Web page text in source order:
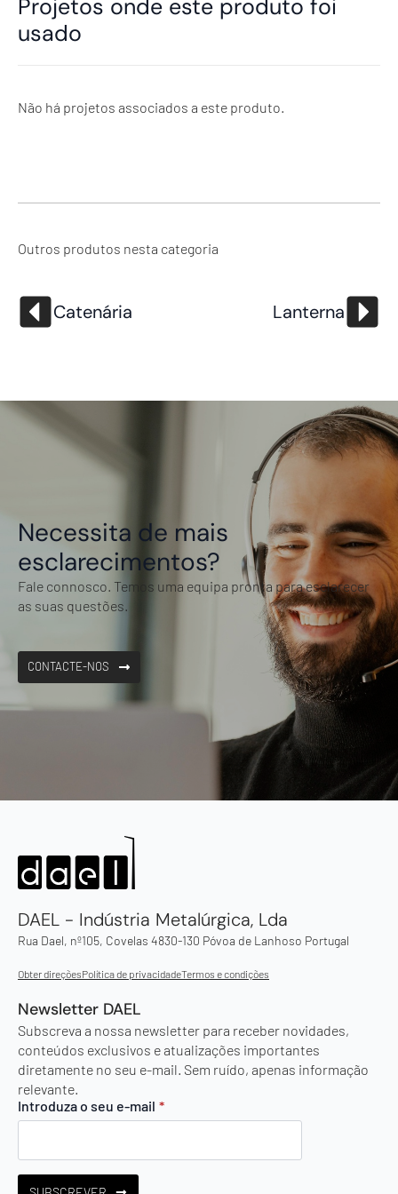
Projetos onde este produto foi
usado
Não há projetos associados a este produto.
Outros produtos nesta categoria
Catenária Lanterna
Necessita de mais
esclarecimentos?
Fale connosco. Temos uma equipa pronta para esclarecer
as suas questões.
CONTACTE-NOS
DAEL - Indústria Metalúrgica, Lda
Rua Dael, nº105, Covelas 4830-130 Póvoa de Lanhoso Portugal
Obter direçõesPolítica de privacidadeTermos e condições
Newsletter DAEL
Subscreva a nossa newsletter para receber novidades,
conteúdos exclusivos e atualizações importantes
diretamente no seu e-mail. Sem ruído, apenas informação
relevante.
Introduza o seu e-mail *